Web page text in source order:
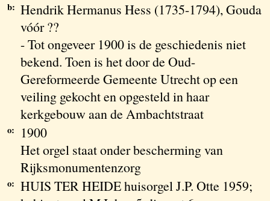
b: Hendrik Hermanus Hess (1735-1794), Gouda
vóór ??
- Tot ongeveer 1900 is de geschiedenis niet
bekend. Toen is het door de Oud-
Gereformeerde Gemeente Utrecht op een
veiling gekocht en opgesteld in haar
kerkgebouw aan de Ambachtstraat
o:
1900
Het orgel staat onder bescherming van
Rijksmonumentenzorg
o: HUIS TER HEIDE huisorgel J.P. Otte 1959;